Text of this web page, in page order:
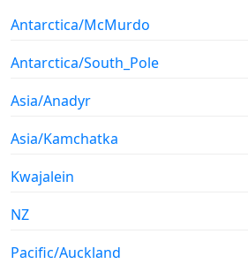
Antarctica/McMurdo
Antarctica/South_Pole
Asia/Anadyr
Asia/Kamchatka
Kwajalein
NZ
Pacific/Auckland